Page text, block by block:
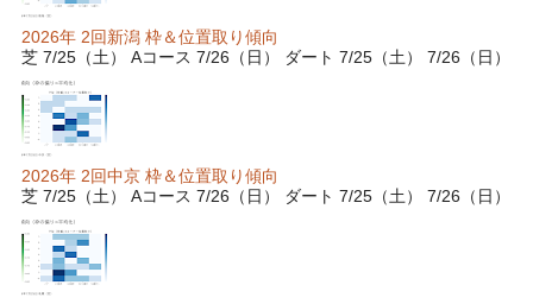
2026年 2回新潟 枠＆位置取り傾向
芝 7/25（土） Aコース 7/26（日） ダート 7/25（土） 7/26（日）
2026年 2回中京 枠＆位置取り傾向
芝 7/25（土） Aコース 7/26（日） ダート 7/25（土） 7/26（日）